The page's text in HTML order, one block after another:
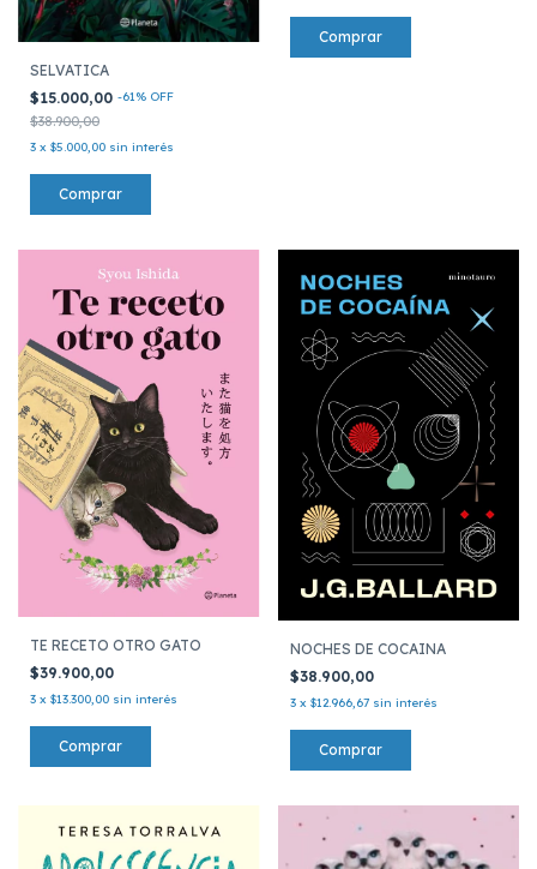
SELVATICA
$15.000,00 -61% OFF
$38.900,00
3 x $5.000,00 sin interés
TE RECETO OTRO GATO
$39.900,00
3 x $13.300,00 sin interés
NOCHES DE COCAINA
$38.900,00
3 x $12.966,67 sin interés